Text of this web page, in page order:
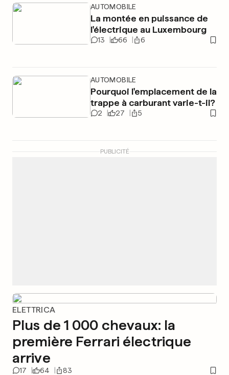
AUTOMOBILE
La montée en puissance de
l'électrique au Luxembourg
13 66 6
AUTOMOBILE
Pourquoi l'emplacement de la
trappe à carburant varie-t-il?
2 27 5
PUBLICITÉ
ELETTRICA
Plus de 1 000 chevaux: la
première Ferrari électrique
arrive
17 64 83